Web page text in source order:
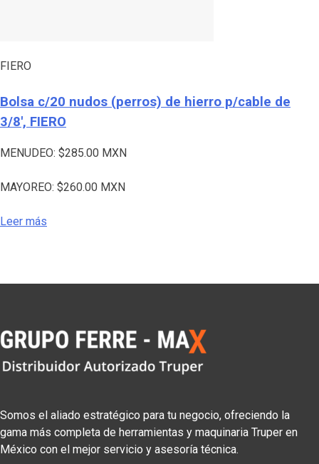
FIERO
Bolsa c/20 nudos (perros) de hierro p/cable de
3/8′, FIERO
MENUDEO: $285.00 MXN
MAYOREO: $260.00 MXN
Leer más
Somos el aliado estratégico para tu negocio, ofreciendo la
gama más completa de herramientas y maquinaria Truper en
México con el mejor servicio y asesoría técnica.